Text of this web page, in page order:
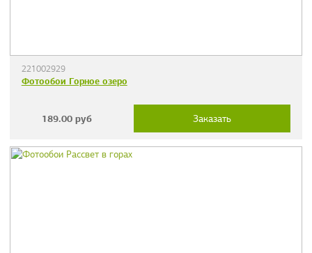
221002929
Фотообои Горное озеро
189.00 руб Заказать